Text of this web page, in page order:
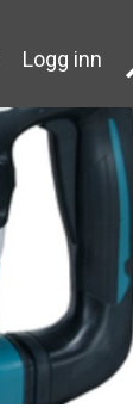
Logg inn